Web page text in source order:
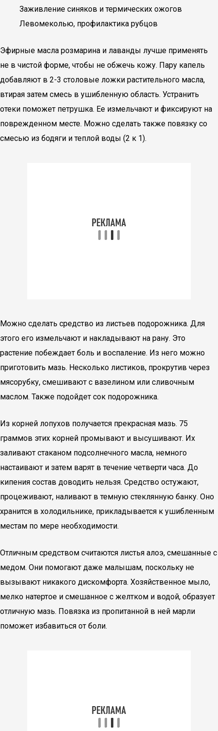
Заживление синяков и термических ожогов
Левомеколью, профилактика рубцов
Эфирные масла розмарина и лаванды лучше применять
не в чистой форме, чтобы не обжечь кожу. Пару капель
добавляют в 2-3 столовые ложки растительного масла,
втирая затем смесь в ушибленную область. Устранить
отеки поможет петрушка. Ее измельчают и фиксируют на
поврежденном месте. Можно сделать также повязку со
смесью из бодяги и теплой воды (2 к 1).
Можно сделать средство из листьев подорожника. Для
этого его измельчают и накладывают на рану. Это
растение побеждает боль и воспаление. Из него можно
приготовить мазь. Несколько листиков, прокрутив через
мясорубку, смешивают с вазелином или сливочным
маслом. Также подойдет сок подорожника.
Из корней лопухов получается прекрасная мазь. 75
граммов этих корней промывают и высушивают. Их
заливают стаканом подсолнечного масла, немного
настаивают и затем варят в течение четверти часа. До
кипения состав доводить нельзя. Средство остужают,
процеживают, наливают в темную стеклянную банку. Оно
хранится в холодильнике, прикладывается к ушибленным
местам по мере необходимости.
Отличным средством считаются листья алоэ, смешанные с
медом. Они помогают даже малышам, поскольку не
вызывают никакого дискомфорта. Хозяйственное мыло,
мелко натертое и смешанное с желтком и водой, образует
отличную мазь. Повязка из пропитанной в ней марли
поможет избавиться от боли.